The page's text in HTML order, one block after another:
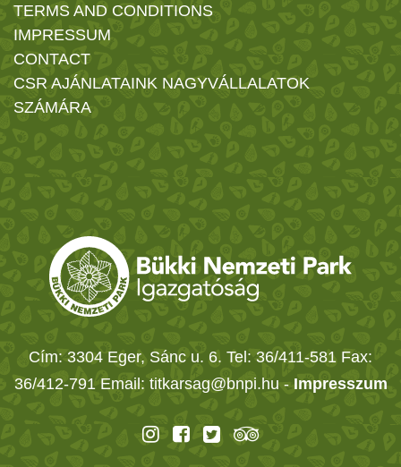
TERMS AND CONDITIONS
IMPRESSUM
CONTACT
CSR AJÁNLATAINK NAGYVÁLLALATOK
SZÁMÁRA
Cím: 3304 Eger, Sánc u. 6. Tel: 36/411-581 Fax:
36/412-791 Email: titkarsag@bnpi.hu - Impresszum